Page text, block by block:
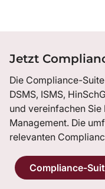
Jetzt
Die Compliance-
DSMS, ISMS,
und vereinfachen
Management. Die
relevanten
Compliance-